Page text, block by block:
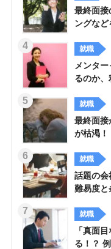
最終面接
ングな
就職
メンタ
るのか、
就職
最終面接
が枯渇！
就職
話題の会
難易度と
就職
「真面
る！？